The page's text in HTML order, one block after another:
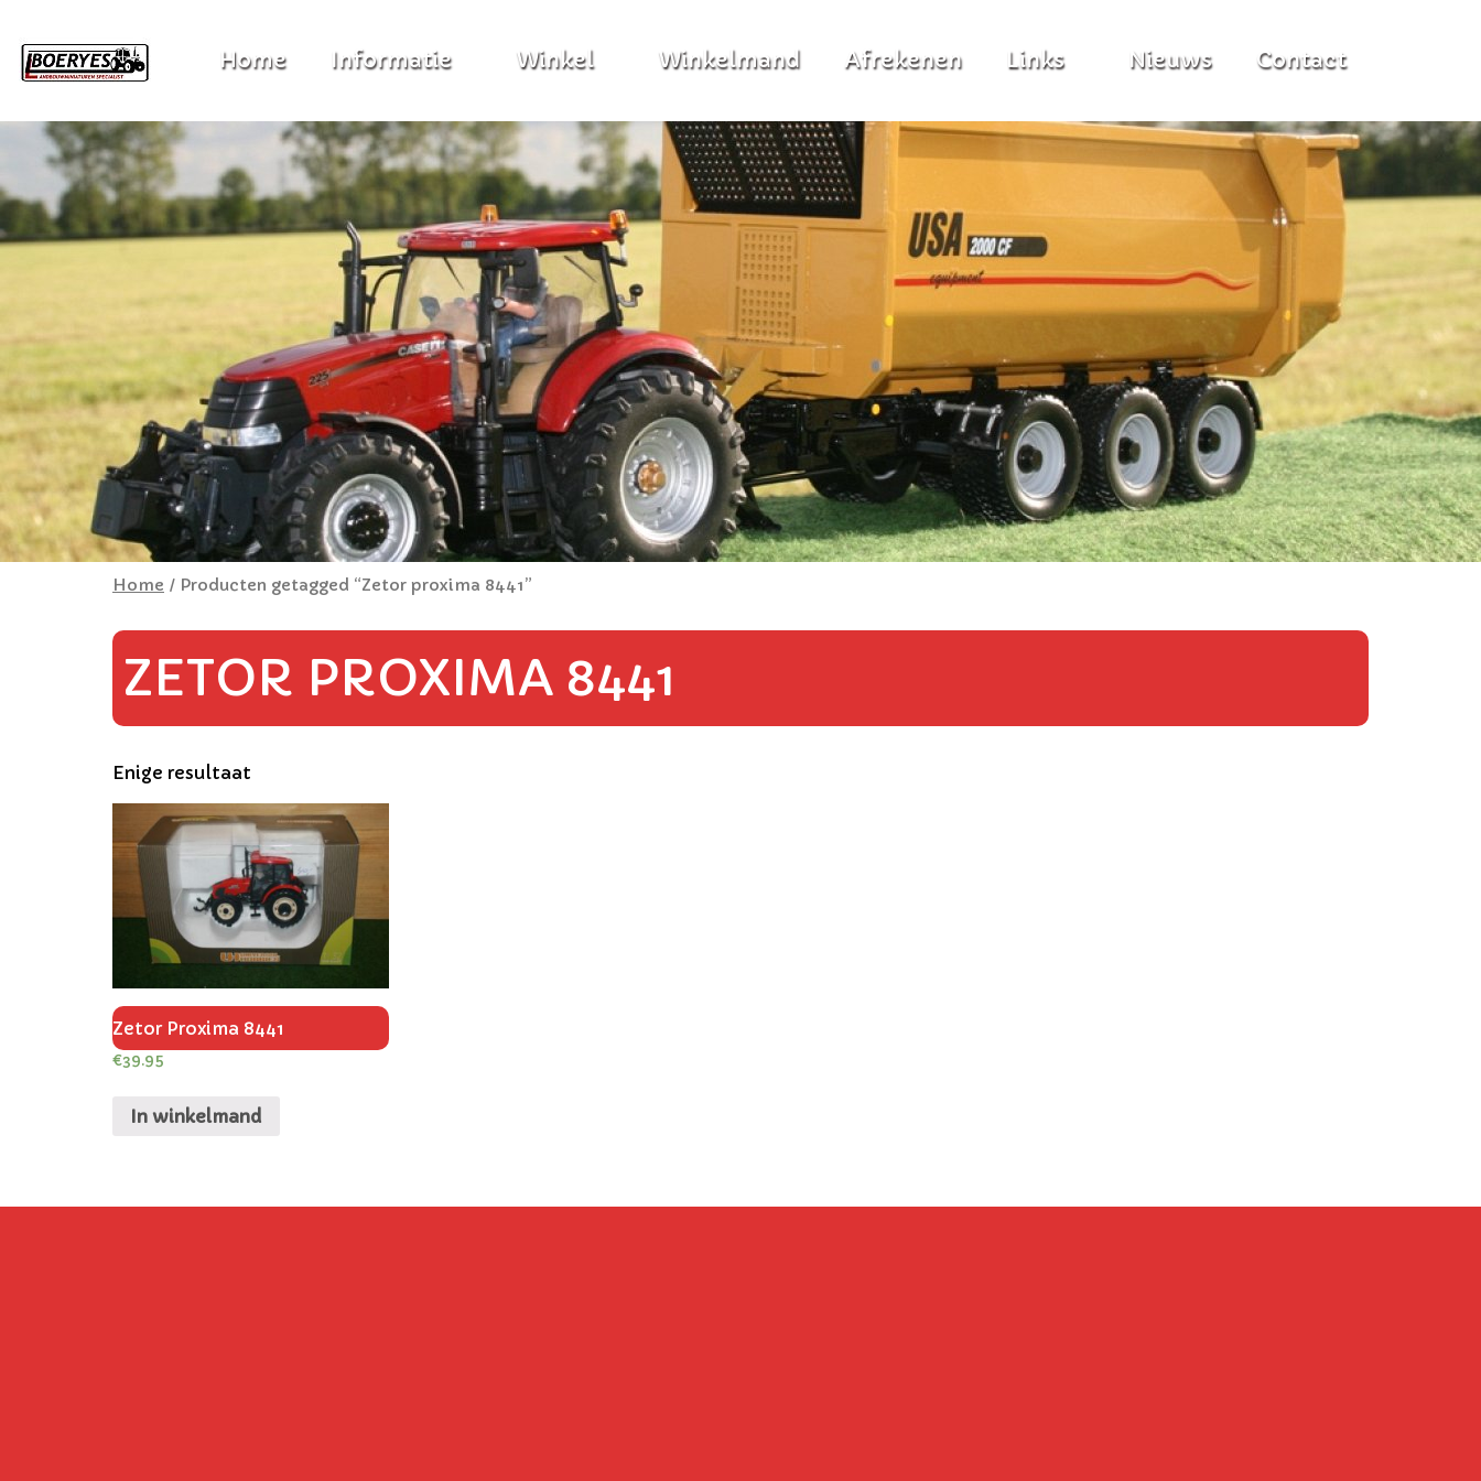
Home / Producten getagged “Zetor proxima 8441”
ZETOR PROXIMA 8441
Enige resultaat
Zetor Proxima 8441
€39.95
In winkelmand
Home Informatie Winkel Winkelmand Afrekenen Links Nieuws Contact